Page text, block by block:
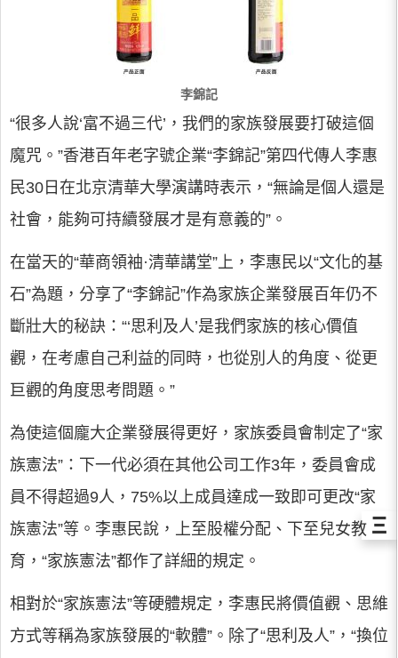
李錦記
“很多人說‘富不過三代’，我們的家族發展要打破這個
魔咒。”香港百年老字號企業“李錦記”第四代傳人李惠
民30日在北京清華大學演講時表示，“無論是個人還是
社會，能夠可持續發展才是有意義的”。
在當天的“華商領袖·清華講堂”上，李惠民以“文化的基
石”為題，分享了“李錦記”作為家族企業發展百年仍不
斷壯大的秘訣：“‘思利及人’是我們家族的核心價值
觀，在考慮自己利益的同時，也從別人的角度、從更
巨觀的角度思考問題。”
為使這個龐大企業發展得更好，家族委員會制定了“家
族憲法”：下一代必須在其他公司工作3年，委員會成
員不得超過9人，75%以上成員達成一致即可更改“家
族憲法”等。李惠民說，上至股權分配、下至兒女教
育，“家族憲法”都作了詳細的規定。
相對於“家族憲法”等硬體規定，李惠民將價值觀、思維
方式等稱為家族發展的“軟體”。除了“思利及人”，“換位
Ξ